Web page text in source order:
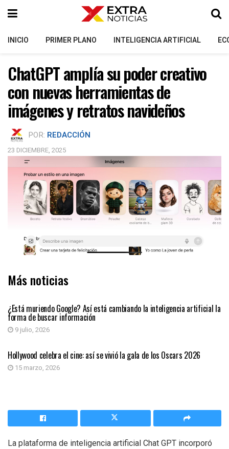
INICIO PRIMER PLANO INTELIGENCIA ARTIFICIAL
ChatGPT amplía su poder creativo
con nuevas herramientas de
imágenes y retratos navideños
POR: REDACCIÓN
23 DICIEMBRE, 2025
Más noticias
¿Está muriendo Google? Así está cambiando la inteligencia artificial la
forma de buscar información
9 julio, 2026
INTELIGENCIA ARTIFICIAL
Hollywood celebra el cine: así se vivió la gala de los Oscars 2026
15 marzo, 2026
La plataforma de inteligencia artificial Chat GPT incorporó